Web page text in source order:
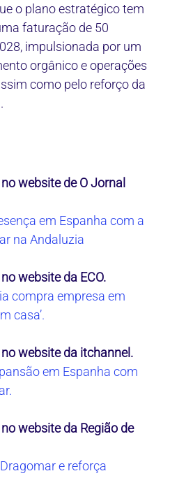
o plano estratégico tem
faturação de 50
impulsionada por um
orgânico e operações
como pelo reforço da
website de O Jornal
em Espanha com a
na Andaluzia
website da ECO.
compra empresa em
casa’.
website da itchannel.
em Espanha com
website da Região de
e reforça